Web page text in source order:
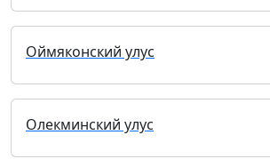
Оймяконский улус
Олекминский улус